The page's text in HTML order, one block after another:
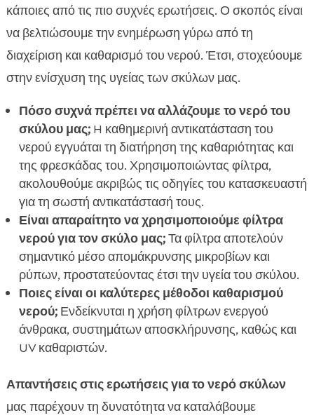
κάποιες από τις πιο συχνές ερωτήσεις. Ο σκοπός είναι
να βελτιώσουμε την ενημέρωση γύρω από τη
διαχείριση και καθαρισμό του νερού. Έτσι, στοχεύουμε
στην ενίσχυση της υγείας των σκύλων μας.
Πόσο συχνά πρέπει να αλλάζουμε το νερό του
σκύλου μας;H καθημερινή αντικατάσταση του
νερού εγγυάται τη διατήρηση της καθαριότητας και
της φρεσκάδας του. Χρησιμοποιώντας φίλτρα,
ακολουθούμε ακριβώς τις οδηγίες του κατασκευαστή
για τη σωστή αντικατάστασή τους.
Είναι απαραίτητο να χρησιμοποιούμε φίλτρα
νερού για τον σκύλο μας;Τα φίλτρα αποτελούν
σημαντικό μέσο απομάκρυνσης μικροβίων και
ρύπων, προστατεύοντας έτσι την υγεία του σκύλου.
Ποιες είναι οι καλύτερες μέθοδοι καθαρισμού
νερού;Ενδείκνυται η χρήση φίλτρων ενεργού
άνθρακα, συστημάτων αποσκλήρυνσης, καθώς και
UV καθαριστών.
Απαντήσεις στις ερωτήσεις για το νερό σκύλων
μας παρέχουν τη δυνατότητα να καταλάβουμε